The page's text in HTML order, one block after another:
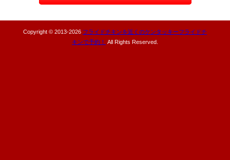
Copyright © 2013-2026 フライドチキンを近くのケンタッキーフライドチ
キンで予約！
All Rights Reserved.